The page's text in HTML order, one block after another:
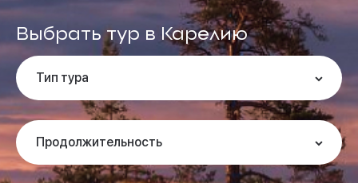
Выбрать тур в Карелию
Тип тура
Продолжительность